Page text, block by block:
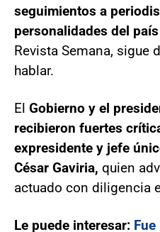
seguimientos a
personalidades del país
Revista Semana, sigue
hablar.
El Gobierno y el
recibieron fuertes
expresidente y jefe
César Gaviria, quien
actuado con diligencia
Le puede interesar: